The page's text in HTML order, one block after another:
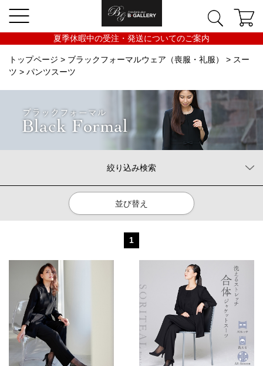
夏季休暇中の受注・発送についてのご案内
トップページ > ブラックフォーマルウェア（喪服・礼服） > スー
ツ > パンツスーツ
絞り込み検索
並び替え
1